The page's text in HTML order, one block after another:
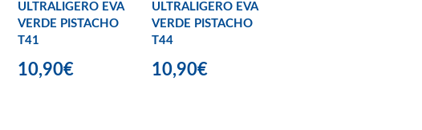
ULTRALIGERO EVA
VERDE PISTACHO
T41
10,90€
ULTRALIGERO EVA
VERDE PISTACHO
T44
10,90€